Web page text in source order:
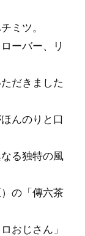
ミツ。
ーバー、リ
だきました
んのりと口
る独特の風
の「傳六茶
おじさん」